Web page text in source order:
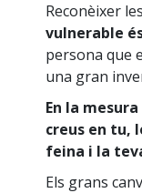
Reconèixer
vulnerable
persona que
una gran
En la
creus en tu,
feina i la
Els grans